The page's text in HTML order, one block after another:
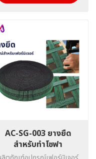
AC-SG-003 ยางยืด
สำหรับทำโซฟา